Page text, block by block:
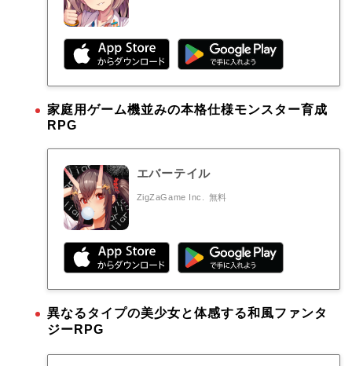
家庭用ゲーム機並みの本格仕様モンスター育成
RPG
エバーテイル
ZigZaGame Inc. 無料
異なるタイプの美少女と体感する和風ファンタ
ジーRPG